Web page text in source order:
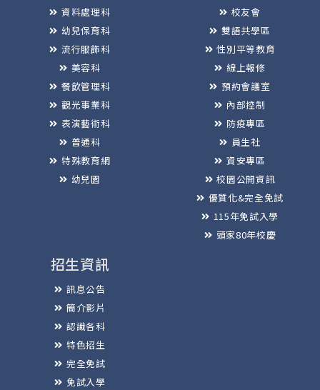
資料處理科
幼兒保育科
流行服飾科
美容科
餐飲管理科
觀光事業科
表演藝術科
普通科
特殊教育網
幼兒園
校友會
雙語共學區
性別平等教育
線上報修
預約會議室
內部控制
防疫專區
員生社
資安專區
校園公開資訊
優質化&完全免試
115年免試入學
頭家80年校慶
招生資訊
訊息公告
簡介影片
認識各科
特色招生
完全免試
免試入學